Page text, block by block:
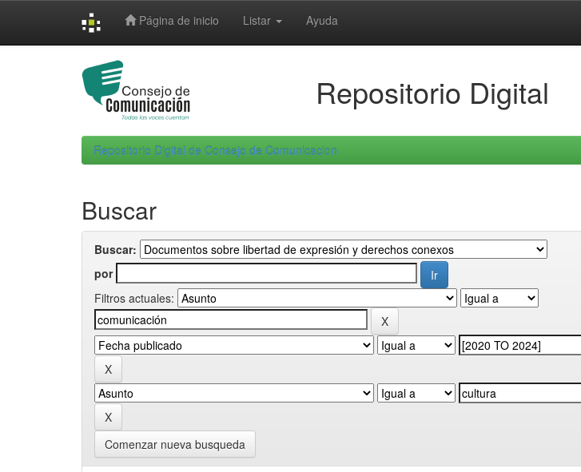
Página de inicio Listar Ayuda
Repositorio Digital
Repositorio Digital de Consejo de Comunicacion
Buscar
Buscar:
por
Filtros actuales:
Comenzar nueva busqueda